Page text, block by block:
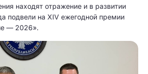
находят отражение и в развитии
подвели на XIV ежегодной премии
— 2026».